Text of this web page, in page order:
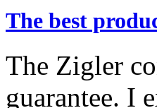
The best
The Zigler
guarantee. I